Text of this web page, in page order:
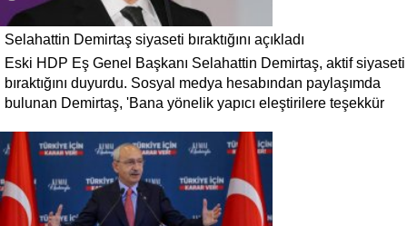
Selahattin Demirtaş siyaseti bıraktığını açıkladı
Eski HDP Eş Genel Başkanı Selahattin Demirtaş, aktif siyaseti
bıraktığını duyurdu. Sosyal medya hesabından paylaşımda
bulunan Demirtaş, 'Bana yönelik yapıcı eleştirilere teşekkür
Mücadeleyi cezaevinden her yoldaşım gibi dirençle
sürdürürken, aktif politikayı bu aşamada bırakıyorum.' dedi.